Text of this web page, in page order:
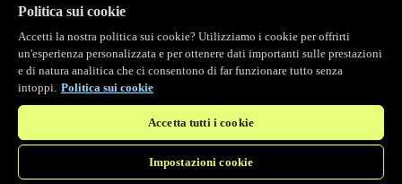
Server MCP
Controllo potenziato dall'IA per i tuoi servizi Fastly.
Politica sui cookie
Accetti la nostra politica sui cookie? Utilizziamo i cookie per offrirti
un'esperienza personalizzata e per ottenere dati importanti sulle prestazioni
e di natura analitica che ci consentono di far funzionare tutto senza
intoppi. Politica sui cookie
Accetta tutti i cookie
Impostazioni cookie